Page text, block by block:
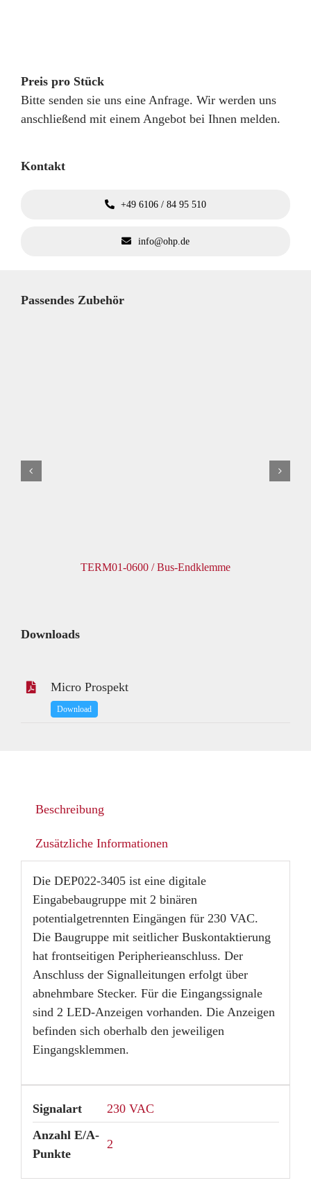
Preis pro Stück
Bitte senden sie uns eine Anfrage. Wir werden uns
anschließend mit einem Angebot bei Ihnen melden.
Kontakt
+49 6106 / 84 95 510
info@ohp.de
Passendes Zubehör
TERM01-0600 / Bus-Endklemme
Downloads
Micro Prospekt
Download
Beschreibung
Zusätzliche Informationen
Die DEP022-3405 ist eine digitale
Eingabebaugruppe mit 2 binären
potentialgetrennten Eingängen für 230 VAC.
Die Baugruppe mit seitlicher Buskontaktierung
hat frontseitigen Peripherieanschluss. Der
Anschluss der Signalleitungen erfolgt über
abnehmbare Stecker. Für die Eingangssignale
sind 2 LED-Anzeigen vorhanden. Die Anzeigen
befinden sich oberhalb den jeweiligen
Eingangsklemmen.
Signalart
230 VAC
Anzahl E/A-
Punkte
2